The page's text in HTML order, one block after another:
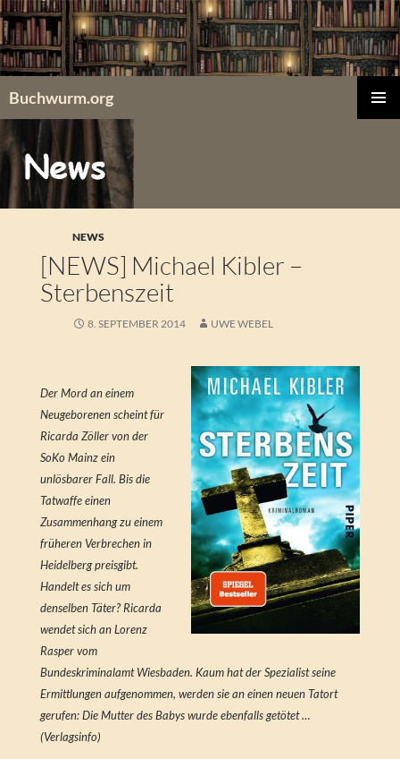
Zum
Inhalt
springen
Buchwurm.org
NEWS
[NEWS] Michael Kibler –
Sterbenszeit
8. SEPTEMBER 2014 UWE WEBEL
Der Mord an einem
Neugeborenen scheint für
Ricarda Zöller von der
SoKo Mainz ein
unlösbarer Fall. Bis die
Tatwaffe einen
Zusammenhang zu einem
früheren Verbrechen in
Heidelberg preisgibt.
Handelt es sich um
denselben Täter? Ricarda
wendet sich an Lorenz
Rasper vom
Bundeskriminalamt Wiesbaden. Kaum hat der Spezialist seine
Ermittlungen aufgenommen, werden sie an einen neuen Tatort
gerufen: Die Mutter des Babys wurde ebenfalls getötet …
(Verlagsinfo)